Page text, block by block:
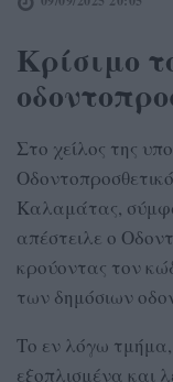
Κρίσιμο
Στο χείλος της
Καλαμάτας,
απέστειλε ο
κρούοντας τον
των δημόσιων
Το εν λόγω
εξοπλισμένα και